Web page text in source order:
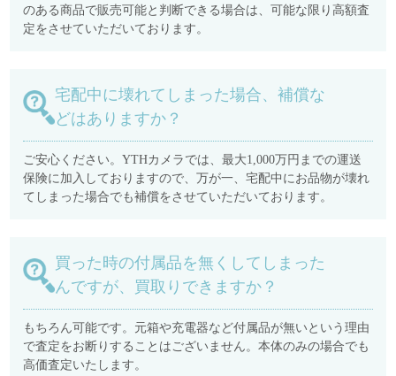
のある商品で販売可能と判断できる場合は、可能な限り高額査
定をさせていただいております。
宅配中に壊れてしまった場合、補償な
どはありますか？
ご安心ください。YTHカメラでは、最大1,000万円までの運送
保険に加入しておりますので、万が一、宅配中にお品物が壊れ
てしまった場合でも補償をさせていただいております。
買った時の付属品を無くしてしまった
んですが、買取りできますか？
もちろん可能です。元箱や充電器など付属品が無いという理由
で査定をお断りすることはございません。本体のみの場合でも
高価査定いたします。